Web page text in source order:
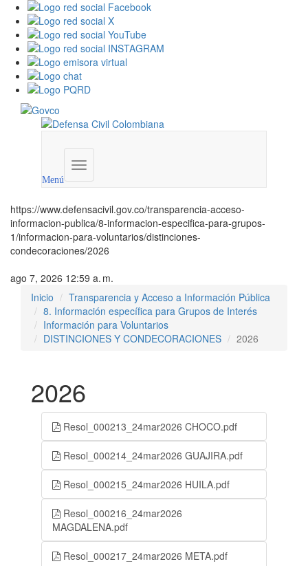
Menú
Menú
institucional
https://www.defensacivil.gov.co/transparencia-acceso-
informacion-publica/8-informacion-especifica-para-grupos-
1/informacion-para-voluntarios/distinciones-
condecoraciones/2026
ago 7, 2026 12:59 a. m.
Inicio
Transparencia y Acceso a Información Pública
8. Información específica para Grupos de Interés
Información para Voluntarios
DISTINCIONES Y CONDECORACIONES
2026
2026
Resol_000213_24mar2026 CHOCO.pdf
Resol_000214_24mar2026 GUAJIRA.pdf
Resol_000215_24mar2026 HUILA.pdf
Resol_000216_24mar2026
MAGDALENA.pdf
Resol_000217_24mar2026 META.pdf